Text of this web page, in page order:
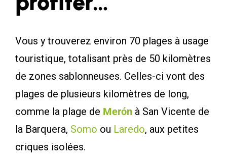
Vous y trouverez environ 70 plages à usage
touristique, totalisant près de 50 kilomètres
de zones sablonneuses. Celles-ci vont des
plages de plusieurs kilomètres de long,
comme la plage de Merón à San Vicente de
la Barquera, Somo ou Laredo, aux petites
criques isolées.